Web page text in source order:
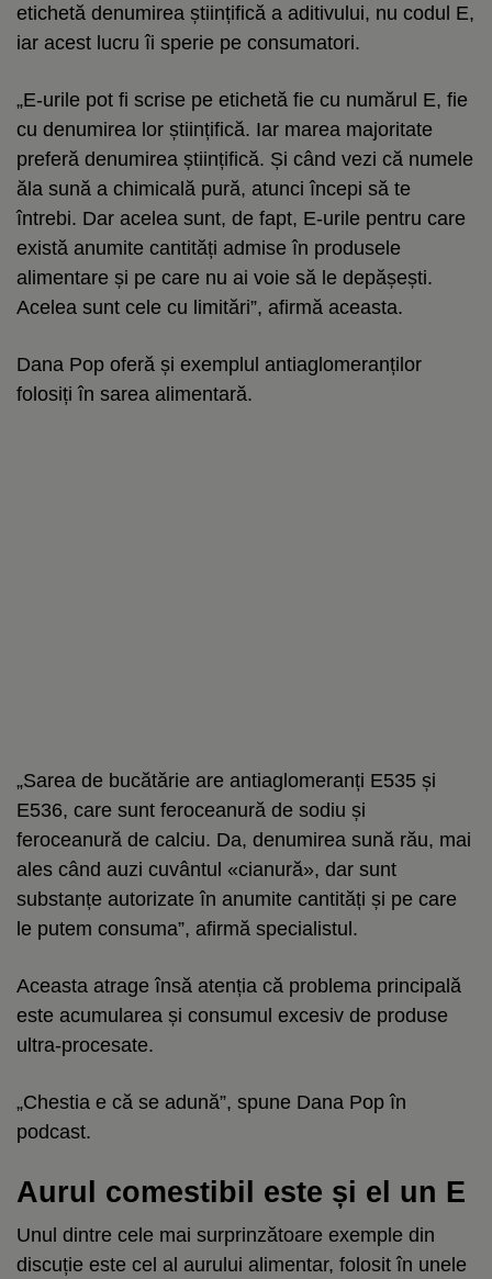
etichetă denumirea științifică a aditivului, nu codul E,
iar acest lucru îi sperie pe consumatori.
„E-urile pot fi scrise pe etichetă fie cu numărul E, fie
cu denumirea lor științifică. Iar marea majoritate
preferă denumirea științifică. Și când vezi că numele
ăla sună a chimicală pură, atunci începi să te
întrebi. Dar acelea sunt, de fapt, E-urile pentru care
există anumite cantități admise în produsele
alimentare și pe care nu ai voie să le depășești.
Acelea sunt cele cu limitări”, afirmă aceasta.
Dana Pop oferă și exemplul antiaglomeranților
folosiți în sarea alimentară.
„Sarea de bucătărie are antiaglomeranți E535 și
E536, care sunt feroceanură de sodiu și
feroceanură de calciu. Da, denumirea sună rău, mai
ales când auzi cuvântul «cianură», dar sunt
substanțe autorizate în anumite cantități și pe care
le putem consuma”, afirmă specialistul.
Aceasta atrage însă atenția că problema principală
este acumularea și consumul excesiv de produse
ultra-procesate.
„Chestia e că se adună”, spune Dana Pop în
podcast.
Aurul comestibil este și el un E
Unul dintre cele mai surprinzătoare exemple din
discuție este cel al aurului alimentar, folosit în unele